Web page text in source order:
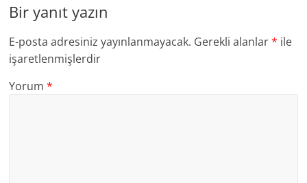
Bir yanıt yazın
E-posta adresiniz yayınlanmayacak. Gerekli alanlar* ile
işaretlenmişlerdir
Yorum*